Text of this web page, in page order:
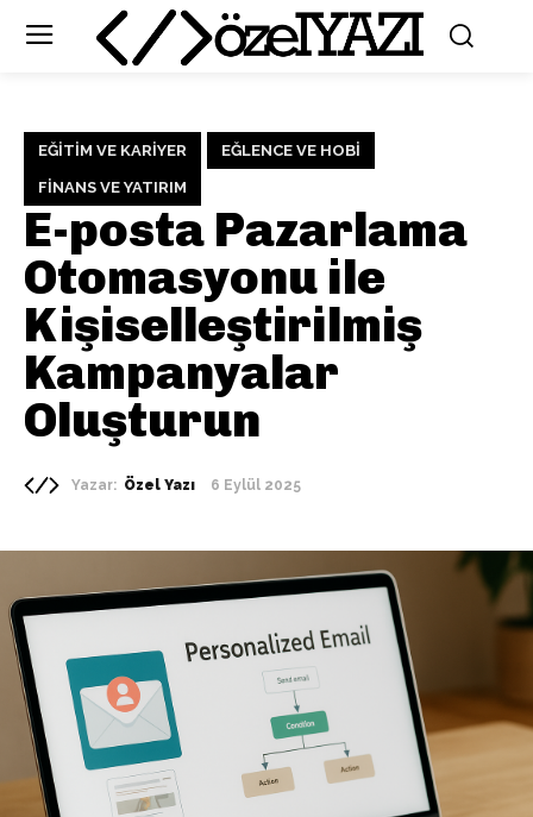
EĞITIM VE KARIYER EĞLENCE VE HOBI
FINANS VE YATIRIM
E-posta Pazarlama
Otomasyonu ile
Kişiselleştirilmiş
Kampanyalar
Oluşturun
Yazar: Özel Yazı 6 Eylül 2025